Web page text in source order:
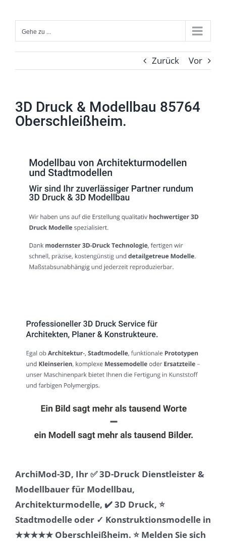
Inhalt
springenGehe zu ...
Zurück Vor
3D Druck & Modellbau 85764
Oberschleißheim.
ArchiMod-3D, Ihr ✅ 3D-Druck Dienstleister &
Modellbauer für Modellbau,
Architekturmodelle, ✔️ 3D Druck, ⭐
Stadtmodelle oder ✓ Konstruktionsmodelle in
★★★★★ Oberschleißheim. ⭐ Melden Sie sich